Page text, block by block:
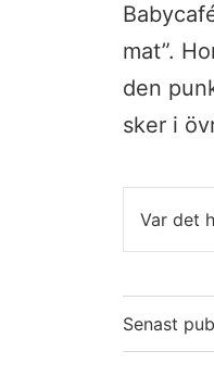
mat”.
den
sker i
Var det
Senast